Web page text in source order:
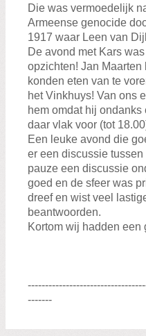
Die was vermoedelijk
Armeense genocide
1917 waar Leen van
De avond met Kars
opzichten! Jan
konden eten van te
het Vinkhuys! Van ons
hem omdat hij
daar vlak voor (tot
Een leuke avond die
er een discussie
pauze een discussie
goed en de sfeer was
dreef en wist veel
beantwoorden.
Kortom wij hadden een
-------